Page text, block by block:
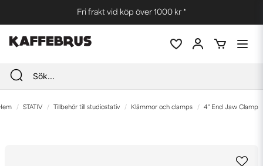
Fri frakt vid köp över 1000 kr *
STATIV Tillbehör till studiostativ Klämmor och clamps 4" End Jaw Clamp